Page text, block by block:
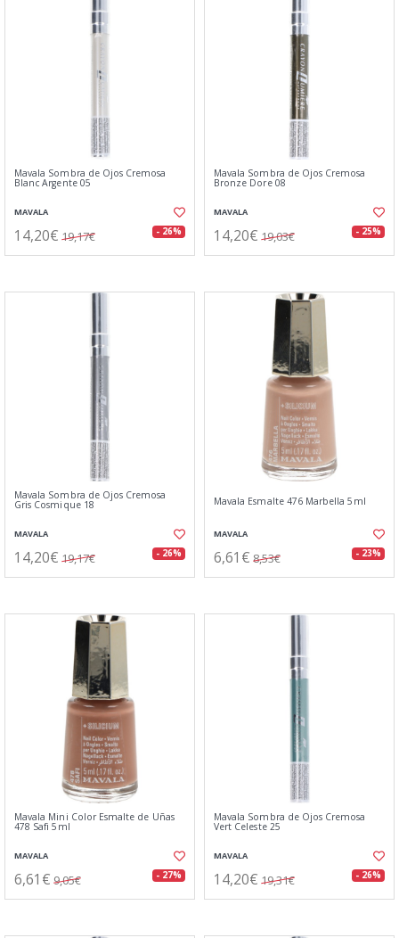
Mavala Sombra de Ojos Cremosa
Blanc Argente 05
MAVALA
14,20€ 19,17€ - 26%
Mavala Sombra de Ojos Cremosa
Bronze Dore 08
MAVALA
14,20€ 19,03€ - 25%
Mavala Sombra de Ojos Cremosa
Gris Cosmique 18
MAVALA
14,20€ 19,17€ - 26%
Mavala Esmalte 476 Marbella 5ml
MAVALA
6,61€ 8,53€ - 23%
Mavala Mini Color Esmalte de Uñas
478 Safi 5ml
MAVALA
6,61€ 9,05€ - 27%
Mavala Sombra de Ojos Cremosa
Vert Celeste 25
MAVALA
14,20€ 19,31€ - 26%